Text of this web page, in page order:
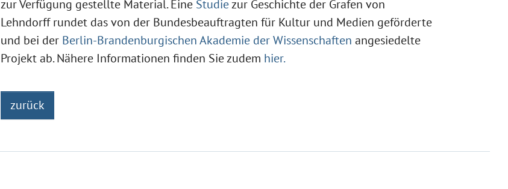
zur Verfügung gestellte Material. Eine Studiezur Geschichte der Grafen von
Lehndorff rundet das von der Bundesbeauftragten für Kultur und Medien geförderte
und bei der Berlin-Brandenburgischen Akademie der Wissenschaften angesiedelte
Projekt ab. Nähere Informationen finden Sie zudem hier.
zurück